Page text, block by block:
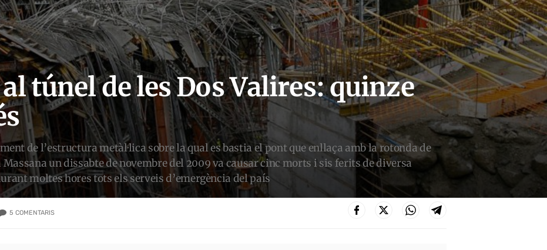
túnel de les Dos Valires: quinze
de l’estructura metàl·lica sobre la qual es bastia el pont que enllaça amb la rotonda de
un dissabte de novembre del 2009 va causar cinc morts i sis ferits de diversa
moltes hores tots els serveis d’emergència del país
5 COMENTARIS